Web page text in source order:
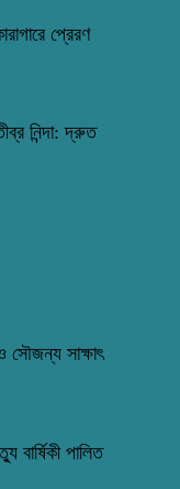
প্রেরণ
নিন্দা: দ্রুত
সৌজন্য সাক্ষাৎ
পালিত